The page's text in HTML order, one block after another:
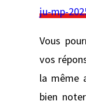
ju-mp-
Vous
vos
la même
bien